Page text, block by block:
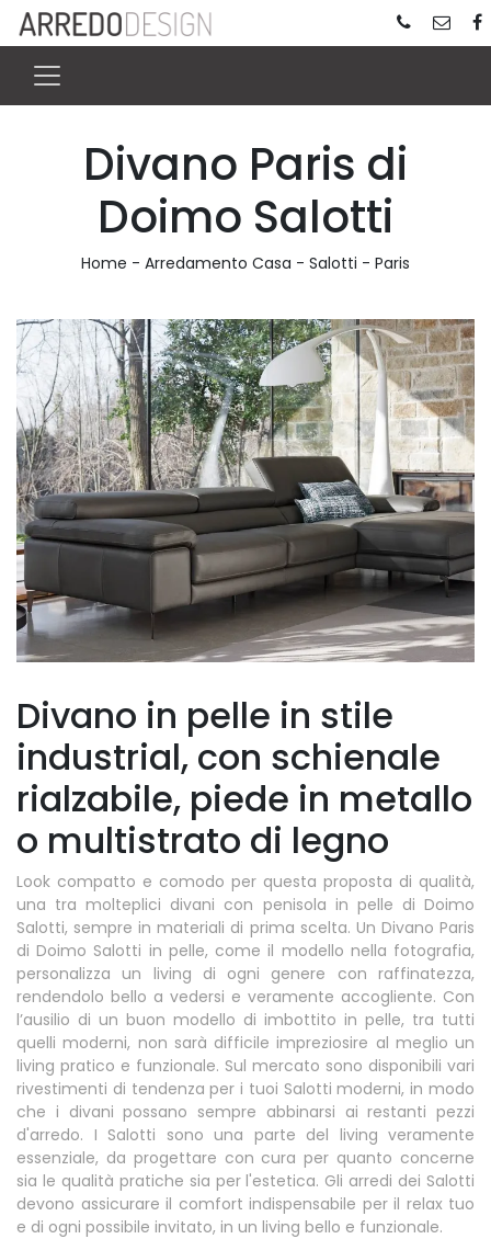
Divano Paris di
Doimo Salotti
Home - Arredamento Casa - Salotti - Paris
Divano in pelle in stile
industrial, con schienale
rialzabile, piede in metallo
o multistrato di legno
Look compatto e comodo per questa proposta di qualità,
una tra molteplici divani con penisola in pelle di Doimo
Salotti, sempre in materiali di prima scelta. Un Divano Paris
di Doimo Salotti in pelle, come il modello nella fotografia,
personalizza un living di ogni genere con raffinatezza,
rendendolo bello a vedersi e veramente accogliente. Con
l’ausilio di un buon modello di imbottito in pelle, tra tutti
quelli moderni, non sarà difficile impreziosire al meglio un
living pratico e funzionale. Sul mercato sono disponibili vari
rivestimenti di tendenza per i tuoi Salotti moderni, in modo
che i divani possano sempre abbinarsi ai restanti pezzi
d'arredo. I Salotti sono una parte del living veramente
essenziale, da progettare con cura per quanto concerne
sia le qualità pratiche sia per l'estetica. Gli arredi dei Salotti
devono assicurare il comfort indispensabile per il relax tuo
e di ogni possibile invitato, in un living bello e funzionale.